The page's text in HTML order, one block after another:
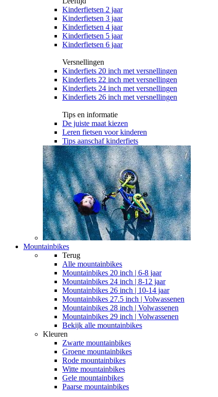
Kinderfietsen 2 jaar
Kinderfietsen 3 jaar
Kinderfietsen 4 jaar
Kinderfietsen 5 jaar
Kinderfietsen 6 jaar
Versnellingen
Kinderfiets 20 inch met versnellingen
Kinderfiets 22 inch met versnellingen
Kinderfiets 24 inch met versnellingen
Kinderfiets 26 inch met versnellingen
Tips en informatie
De juiste maat kiezen
Leren fietsen voor kinderen
Tips aanschaf kinderfiets
Mountainbikes
Terug
Alle mountainbikes
Mountainbikes 20 inch | 6-8 jaar
Mountainbikes 24 inch | 8-12 jaar
Mountainbikes 26 inch | 10-14 jaar
Mountainbikes 27.5 inch | Volwassenen
Mountainbikes 28 inch | Volwassenen
Mountainbikes 29 inch | Volwassenen
Bekijk alle mountainbikes
Kleuren
Zwarte mountainbikes
Groene mountainbikes
Rode mountainbikes
Witte mountainbikes
Gele mountainbikes
Paarse mountainbikes